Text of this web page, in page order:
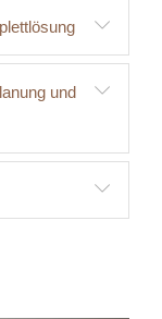
und